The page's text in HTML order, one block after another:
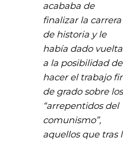
acababa de
finalizar la carrera
de historia y le
había dado
a la posibilidad de
hacer el trabajo
de grado sobre los
“arrepentidos del
comunismo”,
aquellos que tras